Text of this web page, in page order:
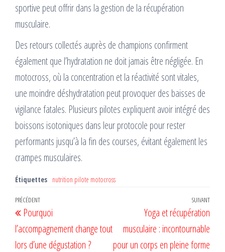
sportive peut offrir dans la gestion de la récupération
musculaire.
Des retours collectés auprès de champions confirment
également que l’hydratation ne doit jamais être négligée. En
motocross, où la concentration et la réactivité sont vitales,
une moindre déshydratation peut provoquer des baisses de
vigilance fatales. Plusieurs pilotes expliquent avoir intégré des
boissons isotoniques dans leur protocole pour rester
performants jusqu’à la fin des courses, évitant également les
crampes musculaires.
Étiquettes nutrition pilote motocross
Navigation
de
l’article
Article
précédent
PRÉCÉDENT
Pourquoi
l’accompagnement change tout
lors d’une dégustation ?
SUIVANT
Yoga et récupération
musculaire : incontournable
pour un corps en pleine forme